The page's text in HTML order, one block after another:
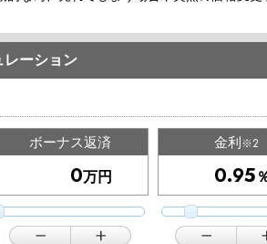
ーション
ボーナス返済
万円
金利※2